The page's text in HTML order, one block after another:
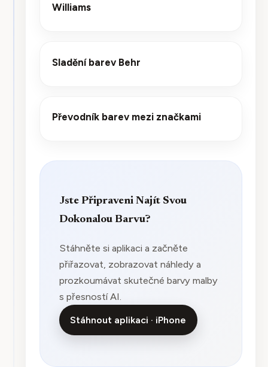
Williams
Sladění barev Behr
Převodník barev mezi značkami
Jste Připraveni Najít Svou
Dokonalou Barvu?
Stáhněte si aplikaci a začněte
přiřazovat, zobrazovat náhledy a
prozkoumávat skutečné barvy malby
s přesností AI.
Stáhnout aplikaci · iPhone